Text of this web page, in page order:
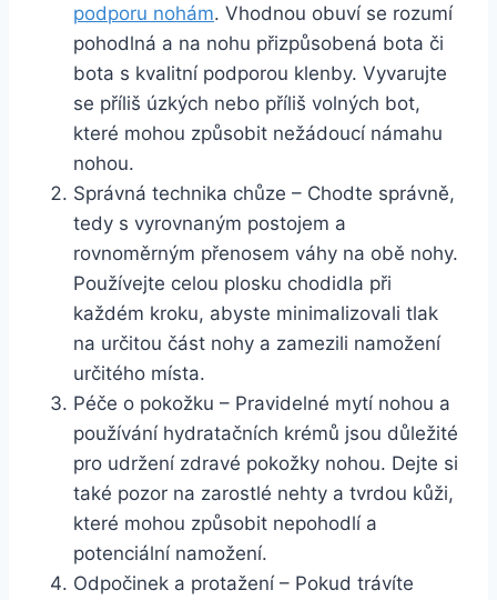
podporu nohám. Vhodnou obuví se rozumí
pohodlná a na nohu přizpůsobená bota či
bota s kvalitní podporou klenby. Vyvarujte
se příliš úzkých nebo příliš volných bot,
které mohou způsobit nežádoucí námahu
nohou.
Správná technika chůze – Chodte správně,
tedy s vyrovnaným postojem a
rovnoměrným přenosem váhy na obě nohy.
Používejte celou plosku chodidla při
každém kroku, abyste minimalizovali tlak
na určitou část nohy a zamezili namožení
určitého místa.
Péče o pokožku – Pravidelné mytí nohou a
používání hydratačních krémů jsou důležité
pro udržení zdravé pokožky nohou. Dejte si
také pozor na zarostlé nehty a tvrdou kůži,
které mohou způsobit nepohodlí a
potenciální namožení.
Odpočinek a protažení – Pokud trávíte